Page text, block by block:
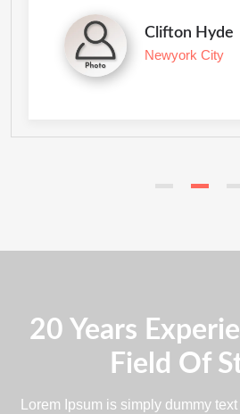
Clifton Hyde
Newyork City
20 Years
Field Of
Lorem Ipsum is simply dummy